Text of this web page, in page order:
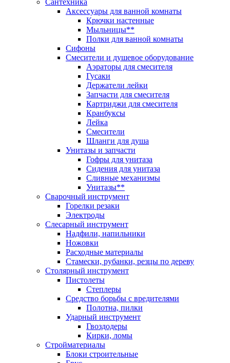
Сантехника
Аксессуары для ванной комнаты
Крючки настенные
Мыльницы**
Полки для ванной комнаты
Сифоны
Смесители и душевое оборудование
Аэраторы для смесителя
Гусаки
Держатели лейки
Запчасти для смесителя
Картриджи для смесителя
Кранбуксы
Лейка
Смесители
Шланги для душа
Унитазы и запчасти
Гофры для унитаза
Сидения для унитаза
Сливные механизмы
Унитазы**
Сварочный инструмент
Горелки резаки
Электроды
Слесарный инструмент
Надфили, напильники
Ножовки
Расходные материалы
Стамески, рубанки, резцы по дереву
Столярный инструмент
Пистолеты
Степлеры
Средство борьбы с вредителями
Полотна, пилки
Ударный инструмент
Гвоздодеры
Кирки, ломы
Стройматериалы
Блоки строительные